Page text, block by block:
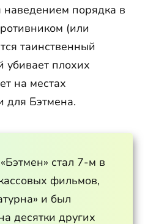
наведением порядка в
(или
таинственный
убивает плохих
на местах
для Бэтмена.
стал 7-м в
фильмов,
и был
десятки других